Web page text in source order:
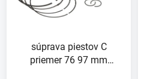
súprava piestov C
priemer 76 97 mm